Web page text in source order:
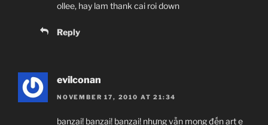
ollee, hay lam thank cai roi down
Reply
evilconan
NOVEMBER 17, 2010 AT 21:34
banzai! banzai! banzai! nhưng vẫn mong đến art e